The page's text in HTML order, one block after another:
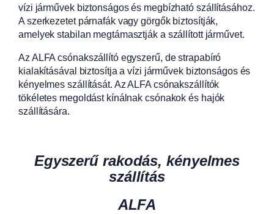
vízi járművek biztonságos és megbízható szállításához.
A szerkezetet párnafák vagy görgők biztosítják,
amelyek stabilan megtámasztják a szállított járművet.
Az ALFA csónakszállító egyszerű, de strapabíró
kialakításával biztosítja a vízi járművek biztonságos és
kényelmes szállítását. Az ALFA csónakszállítók
tökéletes megoldást kínálnak csónakok és hajók
szállítására.
Egyszerű rakodás, kényelmes
szállítás
ALFA